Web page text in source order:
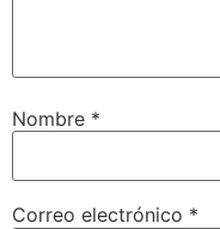
Nombre *
Correo electrónico *